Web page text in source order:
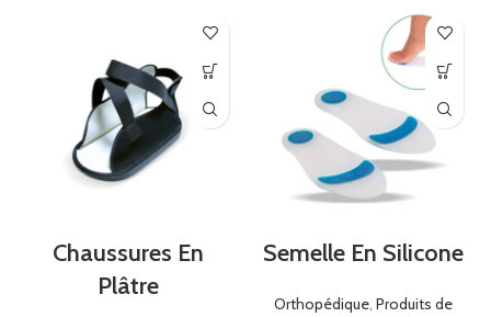
Chaussures En
Plâtre
Semelle En Silicone
Orthopédique, Produits de